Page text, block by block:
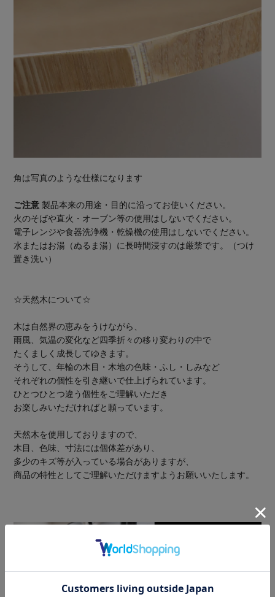
角は写真のような仕様になります
ご注意 製品本来の用途・目的に沿ってお使いください。
火のそばや直火・オーブン等の使用はしないでください。
電子レンジや食器洗浄機・乾燥機の使用はしないでください。
水またはお湯（ぬるま湯）に長時間浸すのは厳禁です。（つけ
置き洗い）
☆天然木について☆
木は自然界の恵みをうけながら、
雨風、気温の変化など四季折々の移り変わりの中で
たくましく成長してゆきます。
そうして、年輪の木目・木地の色味・ふし・しみなど
それぞれの個性を引き継いで仕上げられています。
ひとつひとつ違う個性をご理解いただき
お楽しみいただければと願っています。
天然木を使用しておりますので、
木目、色味、寸法には個体差があり、
多少のキズ等が入っている場合がありますが、
商品の特性としてご理解いただけますようお願いいたします。